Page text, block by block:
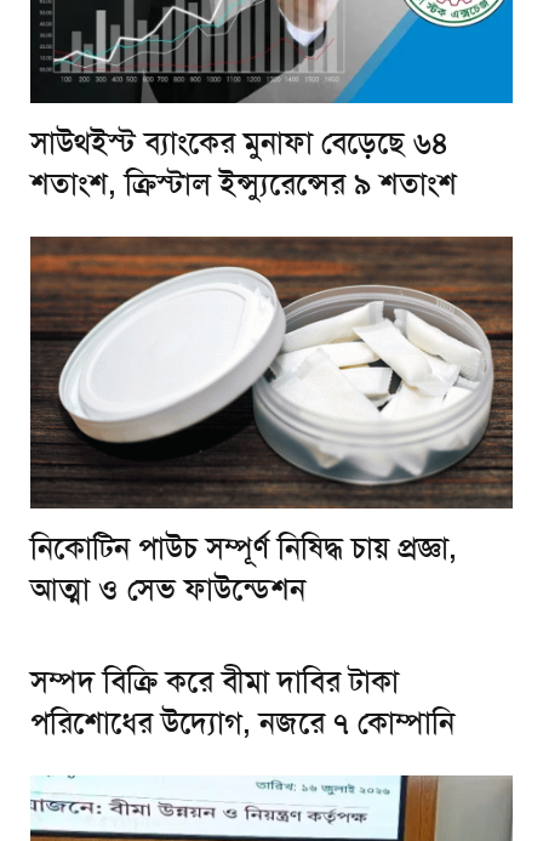
সাউথইস্ট ব্যাংকের মুনাফা বেড়েছে ৬৪
শতাংশ, ক্রিস্টাল ইন্স্যুরেন্সের ৯ শতাংশ
নিকোটিন পাউচ সম্পূর্ণ নিষিদ্ধ চায় প্রজ্ঞা,
আত্মা ও সেভ ফাউন্ডেশন
সম্পদ বিক্রি করে বীমা দাবির টাকা
পরিশোধের উদ্যোগ, নজরে ৭ কোম্পানি